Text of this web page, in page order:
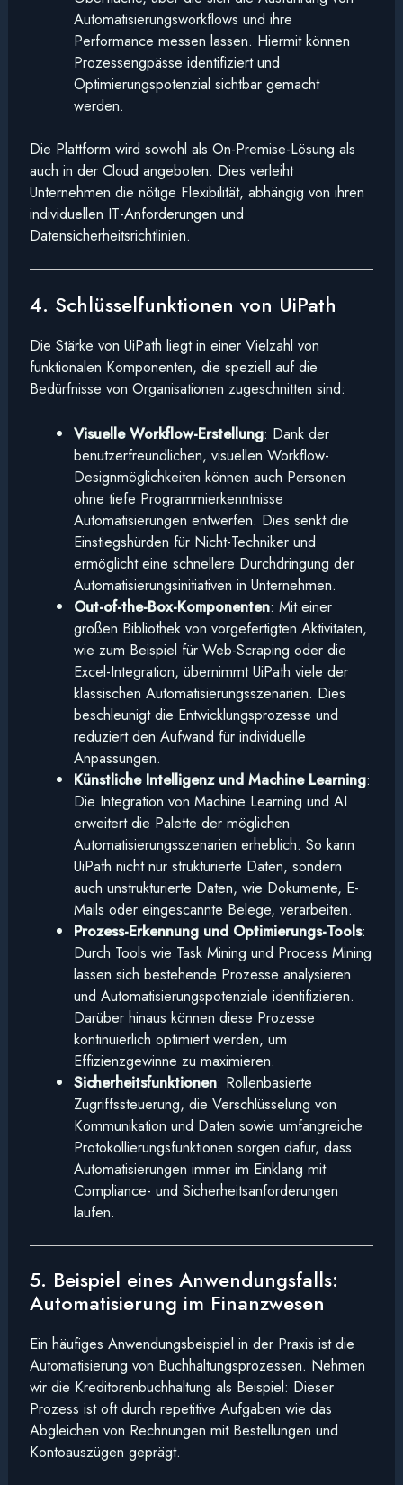
Automatisierungsworkflows und ihre
Performance messen lassen. Hiermit können
Prozessengpässe identifiziert und
Optimierungspotenzial sichtbar gemacht
werden.
Die Plattform wird sowohl als On-Premise-Lösung als
auch in der Cloud angeboten. Dies verleiht
Unternehmen die nötige Flexibilität, abhängig von ihren
individuellen IT-Anforderungen und
Datensicherheitsrichtlinien.
4. Schlüsselfunktionen von UiPath
Die Stärke von UiPath liegt in einer Vielzahl von
funktionalen Komponenten, die speziell auf die
Bedürfnisse von Organisationen zugeschnitten sind:
Visuelle Workflow-Erstellung: Dank der
benutzerfreundlichen, visuellen Workflow-
Designmöglichkeiten können auch Personen
ohne tiefe Programmierkenntnisse
Automatisierungen entwerfen. Dies senkt die
Einstiegshürden für Nicht-Techniker und
ermöglicht eine schnellere Durchdringung der
Automatisierungsinitiativen in Unternehmen.
Out-of-the-Box-Komponenten: Mit einer
großen Bibliothek von vorgefertigten Aktivitäten,
wie zum Beispiel für Web-Scraping oder die
Excel-Integration, übernimmt UiPath viele der
klassischen Automatisierungsszenarien. Dies
beschleunigt die Entwicklungsprozesse und
reduziert den Aufwand für individuelle
Anpassungen.
Künstliche Intelligenz und Machine Learning:
Die Integration von Machine Learning und AI
erweitert die Palette der möglichen
Automatisierungsszenarien erheblich. So kann
UiPath nicht nur strukturierte Daten, sondern
auch unstrukturierte Daten, wie Dokumente, E-
Mails oder eingescannte Belege, verarbeiten.
Prozess-Erkennung und Optimierungs-Tools:
Durch Tools wie Task Mining und Process Mining
lassen sich bestehende Prozesse analysieren
und Automatisierungspotenziale identifizieren.
Darüber hinaus können diese Prozesse
kontinuierlich optimiert werden, um
Effizienzgewinne zu maximieren.
Sicherheitsfunktionen: Rollenbasierte
Zugriffssteuerung, die Verschlüsselung von
Kommunikation und Daten sowie umfangreiche
Protokollierungsfunktionen sorgen dafür, dass
Automatisierungen immer im Einklang mit
Compliance- und Sicherheitsanforderungen
laufen.
5. Beispiel eines Anwendungsfalls:
Automatisierung im Finanzwesen
Ein häufiges Anwendungsbeispiel in der Praxis ist die
Automatisierung von Buchhaltungsprozessen. Nehmen
wir die Kreditorenbuchhaltung als Beispiel: Dieser
Prozess ist oft durch repetitive Aufgaben wie das
Abgleichen von Rechnungen mit Bestellungen und
Kontoauszügen geprägt.